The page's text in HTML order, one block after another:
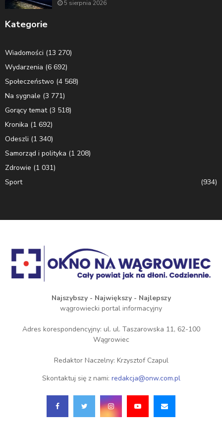
5 sierpnia 2026
Kategorie
Wiadomości (13 270)
Wydarzenia (6 692)
Społeczeństwo (4 568)
Na sygnale (3 771)
Gorący temat(3 518)
Kronika (1 692)
Odeszli (1 340)
Samorząd i polityka (1 208)
Zdrowie (1 031)
Sport
(934)
Najszybszy - Największy - Najlepszy
wągrowiecki portal informacyjny
Adres korespondencyjny: ul. ul. Taszarowska 11, 62-100
Wągrowiec
Redaktor Naczelny: Krzysztof Czapul
Skontaktuj się z nami: redakcja@onw.com.pl